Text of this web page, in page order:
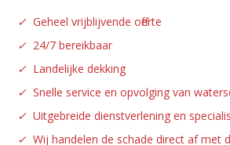
✓ Geheel vrijblijvende offerte
✓ 24/7 bereikbaar
✓ Landelijke dekking
✓ Snelle service en opvolging van
✓ Uitgebreide dienstverlening en
✓ Wij handelen de schade direct af met